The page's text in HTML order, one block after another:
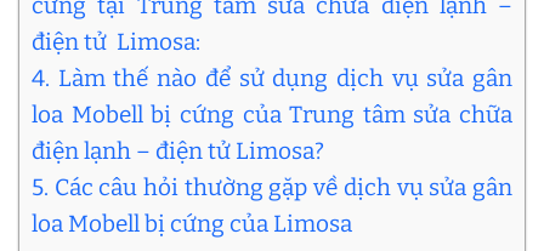
điện tử Limosa:
4. Làm thế nào để sử dụng dịch vụ sửa gân
loa Mobell bị cứng của Trung tâm sửa chữa
điện lạnh – điện tử Limosa?
5. Các câu hỏi thường gặp về dịch vụ sửa gân
loa Mobell bị cứng của Limosa